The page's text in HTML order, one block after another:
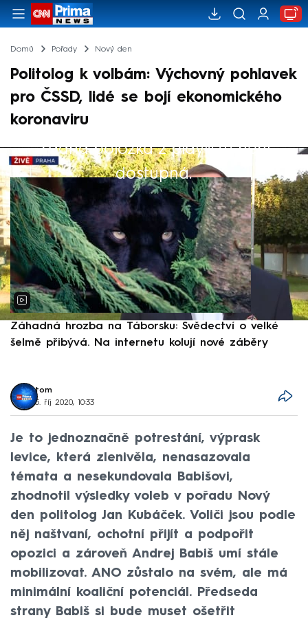
Domů Pořady Nový den
Politolog k volbám: Výchovný pohlavek
pro ČSSD, lidé se bojí ekonomického
koronaviru
Žádná položka z playlistu není
dostupná.
Výběr redakce
Záhadná hrozba na Táborsku: Svědectví o velké
šelmě přibývá. Na internetu kolují nové záběry
tom
5. říj 2020, 10:33
Je to jednoznačně potrestání, výprask
levice, která zlenivěla, nenasazovala
témata a nesekundovala Babišovi,
zhodnotil výsledky voleb v pořadu Nový
den politolog Jan Kubáček. Voliči jsou podle
něj naštvaní, ochotní přijít a podpořit
opozici a zároveň Andrej Babiš umí stále
mobilizovat. ANO zůstalo na svém, ale má
minimální koaliční potenciál. Předseda
strany Babiš si bude muset ošetřit